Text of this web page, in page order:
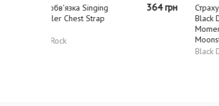
Страхувальна система
Black Diamond M
Moonstone
3404 грн